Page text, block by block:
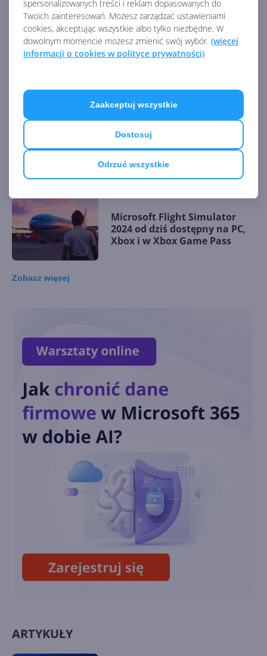
spersonalizowanych treści i reklam dopasowanych do
Twoich zainteresowań. Możesz zarządzać ustawieniami
cookies, akceptując wszystkie albo tylko niezbędne. W
dowolnym momencie możesz zmienić swój wybór. (więcej
informacji o cookies w polityce prywatności)
Odrzuć wszystkie
Dostosuj
Zaakceptuj wszystkie
streamować własne gry
S.T.A.L.K.E.R. 2: Heart of
Chornobyl od dziś w Xbox
Game Pass
Microsoft Flight Simulator
2024 od dziś dostępny na PC,
Xbox i w Xbox Game Pass
Xbox na Windows
Call of Duty: Black Ops 6 od
Pass
Zagramy w posiadane gry w
ramach Xbox Cloud Gaming
Zobacz więcej
ARTYKUŁY